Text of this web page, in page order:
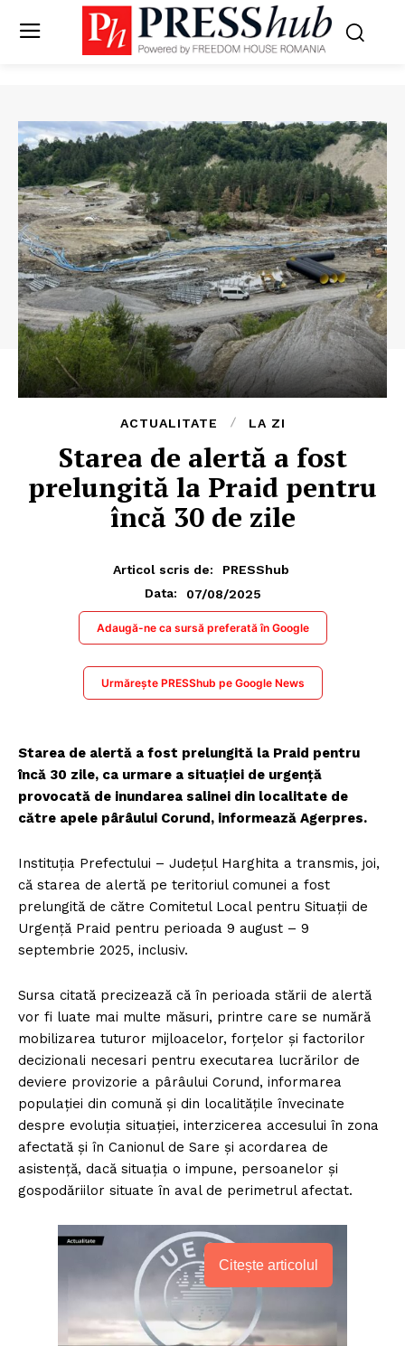
ACTUALITATE LA ZI
​Starea de alertă a fost
prelungită la Praid pentru
încă 30 de zile
Articol scris de:
PRESShub
Data:
07/08/2025
Adaugă-ne ca sursă preferată în Google
Urmărește PRESShub pe Google News
Starea de alertă a fost prelungită la Praid pentru
încă 30 zile, ca urmare a situaţiei de urgenţă
provocată de inundarea salinei din localitate de
către apele pârâului Corund, informează Agerpres.
Instituţia Prefectului – Judeţul Harghita a transmis, joi,
că starea de alertă pe teritoriul comunei a fost
prelungită de către Comitetul Local pentru Situaţii de
Urgenţă Praid pentru perioada 9 august – 9
septembrie 2025, inclusiv.
Sursa citată precizează că în perioada stării de alertă
vor fi luate mai multe măsuri, printre care se numără
mobilizarea tuturor mijloacelor, forţelor şi factorilor
decizionali necesari pentru executarea lucrărilor de
deviere provizorie a pârâului Corund, informarea
populaţiei din comună şi din localităţile învecinate
despre evoluţia situaţiei, interzicerea accesului în zona
afectată şi în Canionul de Sare şi acordarea de
asistenţă, dacă situaţia o impune, persoanelor şi
gospodăriilor situate în aval de perimetrul afectat.
Citește articolul